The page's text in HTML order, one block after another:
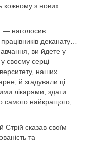
кожному з нових
— наголосив
деканату…
ви йдете у
своєму серці
наших
й згадували ці
лікарями, здати
самого найкращого,
Стрій сказав своїм
та